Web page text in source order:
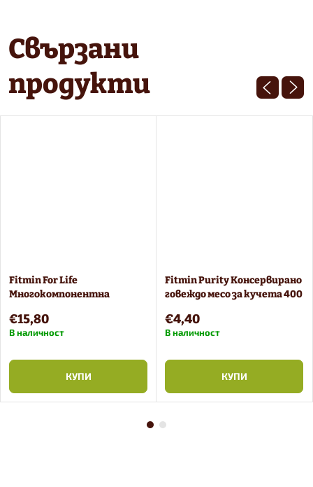
Свързани
продукти
Fitmin For Life
Многокомпонентна
лиофилизирани лакомства
6 бр
€15,80
В наличност
КУПИ
Fitmin Purity Консервирано
говеждо месо за кучета 400
€4,40
В наличност
КУПИ